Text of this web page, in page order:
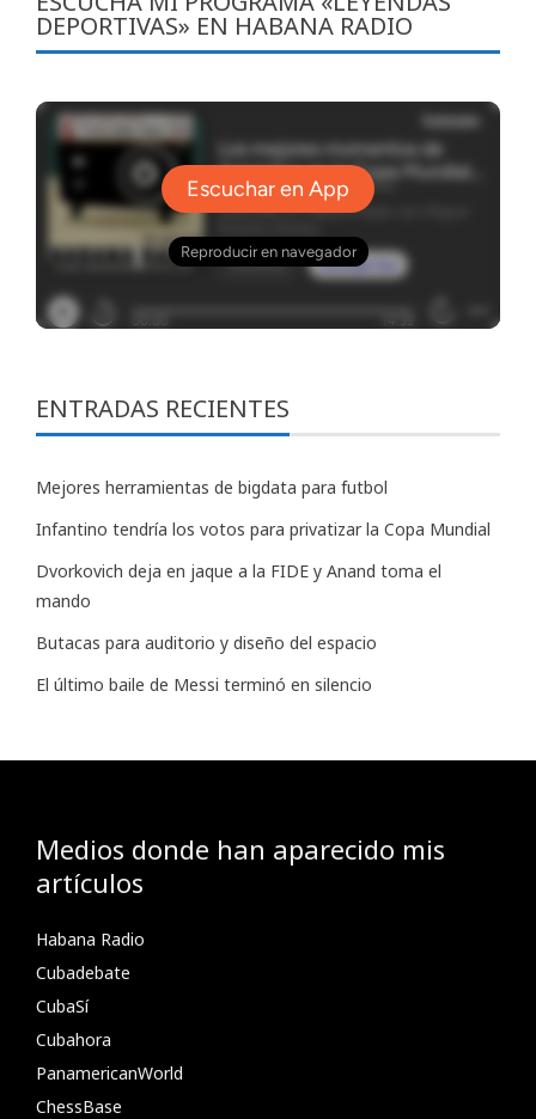
DEPORTIVAS» EN HABANA RADIO
ENTRADAS RECIENTES
Mejores herramientas de bigdata para futbol
Infantino tendría los votos para privatizar la Copa Mundial
Dvorkovich deja en jaque a la FIDE y Anand toma el
mando
Butacas para auditorio y diseño del espacio
El último baile de Messi terminó en silencio
Medios donde han aparecido mis
artículos
Habana Radio
Cubadebate
CubaSí
Cubahora
PanamericanWorld
ChessBase